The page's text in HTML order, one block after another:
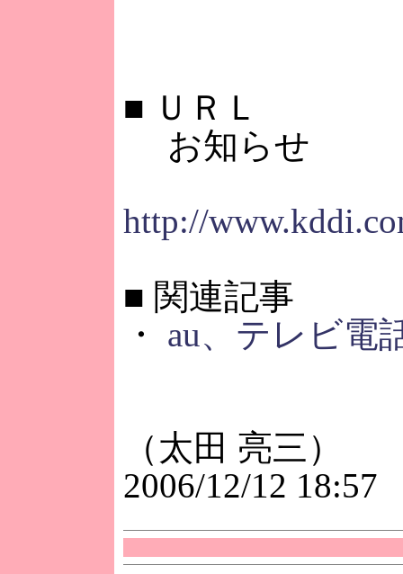
■ ＵＲＬ
お知らせ
http://
■ 関連記事
・ au、テレビ電
（太田 亮三）
2006/12/12 18:57